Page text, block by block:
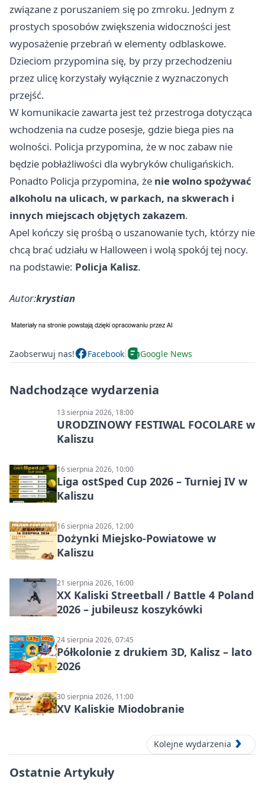
związane z poruszaniem się po zmroku. Jednym z
prostych sposobów zwiększenia widoczności jest
wyposażenie przebrań w elementy odblaskowe.
Dzieciom przypomina się, by przy przechodzeniu
przez ulicę korzystały wyłącznie z wyznaczonych
przejść.
W komunikacie zawarta jest też przestroga dotycząca
wchodzenia na cudze posesje, gdzie biega pies na
wolności. Policja przypomina, że w noc zabaw nie
będzie pobłażliwości dla wybryków chuligańskich.
Ponadto Policja przypomina, że nie wolno spożywać
alkoholu na ulicach, w parkach, na skwerach i
innych miejscach objętych zakazem.
Apel kończy się prośbą o uszanowanie tych, którzy nie
chcą brać udziału w Halloween i wolą spokój tej nocy.
na podstawie: Policja Kalisz.
Autor:krystian
Zaobserwuj nas! Facebook Google News
Nadchodzące wydarzenia
13 sierpnia 2026, 18:00
URODZINOWY FESTIWAL FOCOLARE w
Kaliszu
16 sierpnia 2026, 10:00
Liga ostSped Cup 2026 – Turniej IV w
Kaliszu
16 sierpnia 2026, 12:00
Dożynki Miejsko-Powiatowe w
Kaliszu
21 sierpnia 2026, 16:00
XX Kaliski Streetball / Battle 4 Poland
2026 – jubileusz koszykówki
24 sierpnia 2026, 07:45
Półkolonie z drukiem 3D, Kalisz – lato
2026
30 sierpnia 2026, 11:00
XV Kaliskie Miodobranie
Kolejne wydarzenia
Ostatnie Artykuły